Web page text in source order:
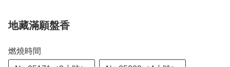
地藏滿願盤香
燃燒時間